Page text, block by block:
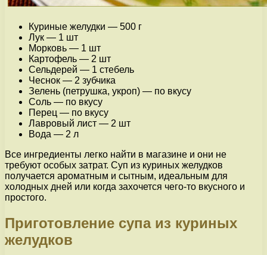
Куриные желудки — 500 г
Лук — 1 шт
Морковь — 1 шт
Картофель — 2 шт
Сельдерей — 1 стебель
Чеснок — 2 зубчика
Зелень (петрушка, укроп) — по вкусу
Соль — по вкусу
Перец — по вкусу
Лавровый лист — 2 шт
Вода — 2 л
Все ингредиенты легко найти в магазине и они не
требуют особых затрат. Суп из куриных желудков
получается ароматным и сытным, идеальным для
холодных дней или когда захочется чего-то вкусного и
простого.
Приготовление супа из куриных
желудков